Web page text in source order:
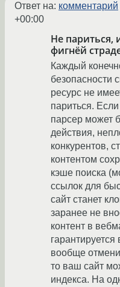
Ответ на: комментарий
+00:00
Не париться,
фигнёй
Каждый
безопасности
ресурс не
париться.
парсер может
действия,
конкурентов,
контентом
кэше поиска
ссылок для
сайт станет
заранее не
контент в
вообще
то ваш сайт
индекса. На